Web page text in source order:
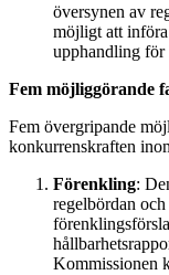
översynen av
möjligt att
upphandling
Fem möjliggörande
Fem övergripande
konkurrenskraften
Förenkling:
regelbördan
Kommissionen